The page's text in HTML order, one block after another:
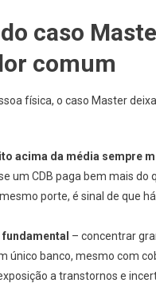
caso
comum
física, o caso Master
acima da média sempre
um CDB paga bem mais do
porte, é sinal de que
– concentrar
único banco, mesmo com
a transtornos e